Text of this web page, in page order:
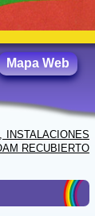
Mapa Web
INSTALACIONES
RECUBIERTO